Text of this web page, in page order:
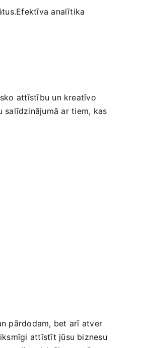
analītika
attīstību un kreatīvo‍
salīdzinājumā ar tiem, kas
⁣pārdodam, bet arī atver
attīstīt jūsu‍ biznesu